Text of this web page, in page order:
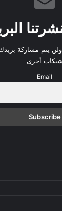
يتم مشاركة
شبكات أخرى
Email